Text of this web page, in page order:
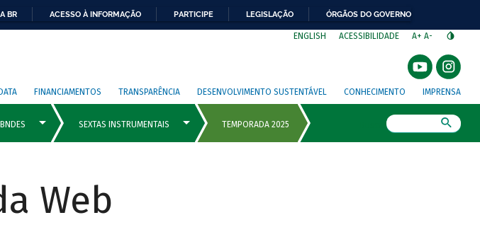
BR ACESSO À INFORMAÇÃO PARTICIPE LEGISLAÇÃO ÓRGÃOS DO GOVERNO
ENGLISH ACESSIBILIDADE A+ A-
FINANCIAMENTOS TRANSPARÊNCIA DESENVOLVIMENTO SUSTENTÁVEL CONHECIMENTO IMPRENSA
Web